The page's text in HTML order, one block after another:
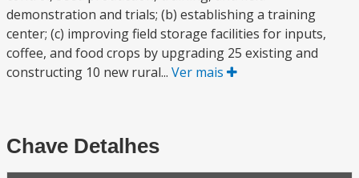
demonstration and trials; (b) establishing a training
center; (c) improving field storage facilities for inputs,
coffee, and food crops by upgrading 25 existing and
constructing 10 new rural... Ver mais
Chave Detalhes